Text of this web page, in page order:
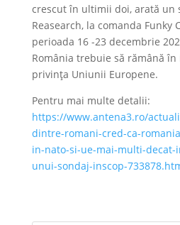
crescut în ultimii doi, arată un
Reasearch, la comanda Funky
perioada 16 -23 decembrie
România trebuie să rămână în
privința Uniunii Europene.
Pentru mai multe detalii:
https://www.antena3.ro/
dintre-romani-cred-ca-
in-nato-si-ue-mai-multi-decat-
unui-sondaj-inscop-